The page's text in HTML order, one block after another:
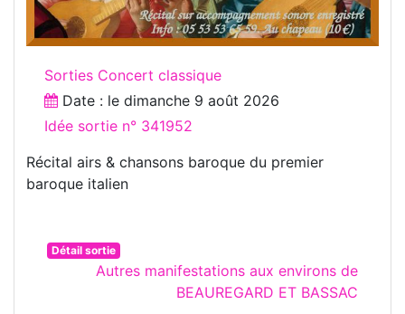
Sorties Concert classique
Date : le dimanche 9 août 2026
Idée sortie n° 341952
Récital airs & chansons baroque du premier
baroque italien
Détail sortie
Autres manifestations aux environs de
BEAUREGARD ET BASSAC